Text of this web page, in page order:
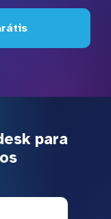
para